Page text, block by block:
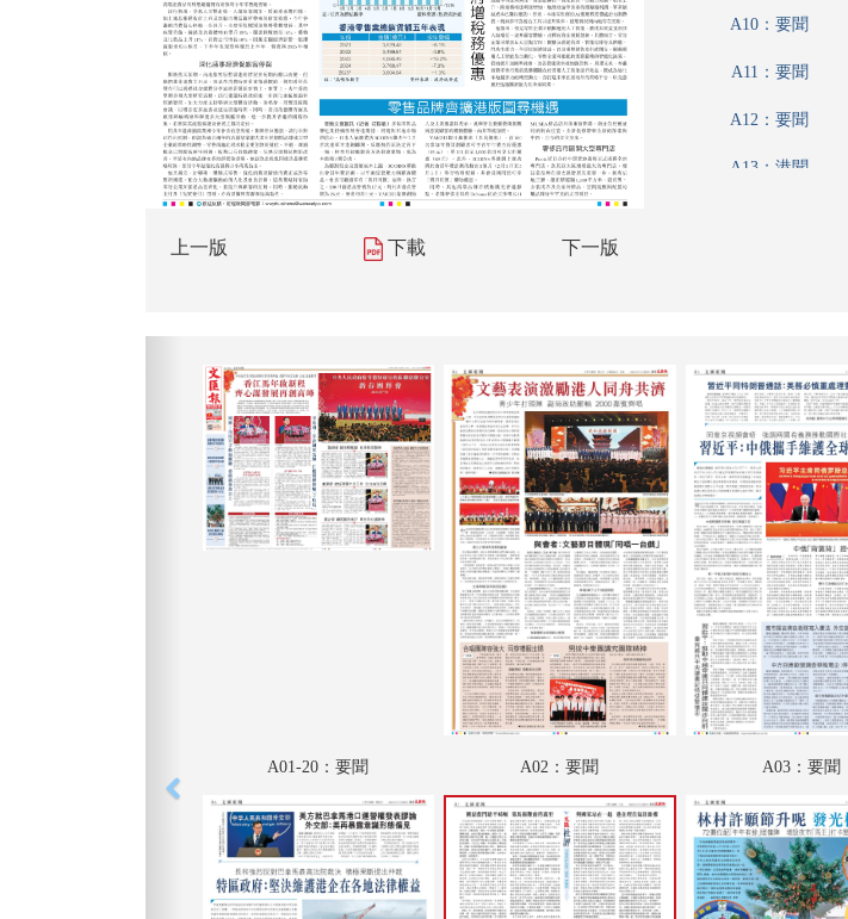
上一版 下載 下一版
A10：要聞
A11：要聞
A12：要聞
A13：港聞
A18：國際
A19：國際
B01：財經
B02：財經
B03：人物
B04：采風
B05：星光
B06：娛樂
B08：體育
A01-20：要聞 A02：要聞 A03：要聞